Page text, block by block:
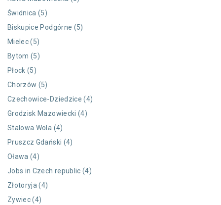
Świdnica (5)
Biskupice Podgórne (5)
Mielec (5)
Bytom (5)
Płock (5)
Chorzów (5)
Czechowice-Dziedzice (4)
Grodzisk Mazowiecki (4)
Stalowa Wola (4)
Pruszcz Gdański (4)
Oława (4)
Jobs in Czech republic (4)
Złotoryja (4)
Zywiec (4)